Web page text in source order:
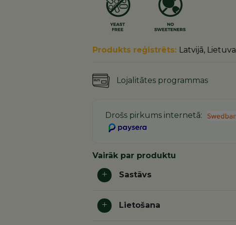
Produkts reģistrēts: Latvijā, Lietuva
Lojalitātes programmas
Drošs pirkums internetā:
Vairāk par produktu
Sastāvs
Lietošana